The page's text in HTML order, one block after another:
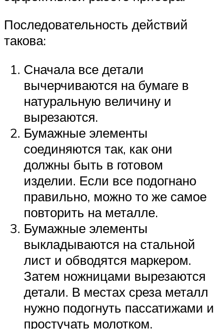
Последовательность действий
такова:
Сначала все детали
вычерчиваются на бумаге в
натуральную величину и
вырезаются.
Бумажные элементы
соединяются так, как они
должны быть в готовом
изделии. Если все подогнано
правильно, можно то же самое
повторить на металле.
Бумажные элементы
выкладываются на стальной
лист и обводятся маркером.
Затем ножницами вырезаются
детали. В местах среза металл
нужно подогнуть пассатижами и
простучать молотком.